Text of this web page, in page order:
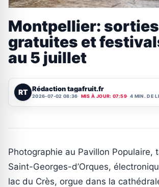
Montpellier: sorties
gratuites et
au 5 juillet
RT Rédaction tagafruit.fr
2026-07-02 08:36 MIS À JOUR: 07:59 4 MIN. DE
Photographie au Pavillon Populaire,
Saint-Georges-d’Orques,
lac du Crès, orgue dans la